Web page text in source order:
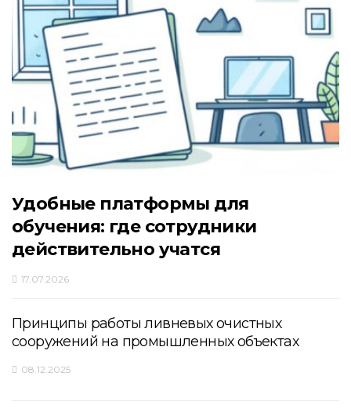
Удобные платформы для
обучения: где сотрудники
действительно учатся
17.07.2026
Принципы работы ливневых очистных
сооружений на промышленных объектах
08.12.2025